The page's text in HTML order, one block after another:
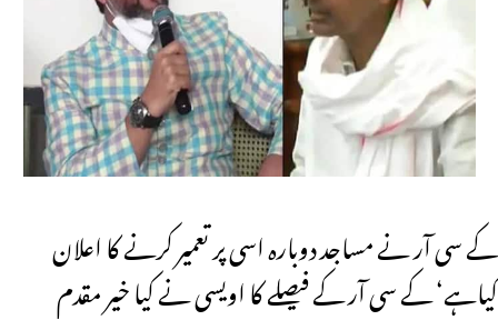
کے سی آر نے مساجد دوبارہ اسی پر تعمیر کرنے کا اعلان
کیاہے‘ کے سی آر کے فیصلے کا اویسی نے کیا خیر مقدم